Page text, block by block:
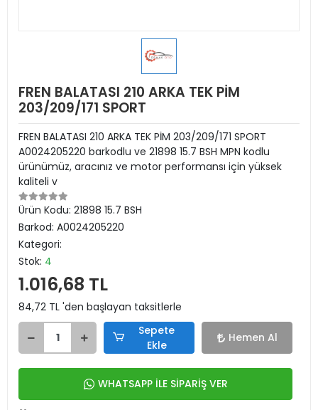
FREN BALATASI 210 ARKA TEK PİM
203/209/171 SPORT
FREN BALATASI 210 ARKA TEK PİM 203/209/171 SPORT
A0024205220 barkodlu ve 21898 15.7 BSH MPN kodlu
ürünümüz, aracınız ve motor performansı için yüksek
kaliteli v
Ürün Kodu: 21898 15.7 BSH
Barkod: A0024205220
Kategori:
Stok: 4
1.016,68 TL
84,72 TL 'den başlayan taksitlerle
Sepete
Ekle
Hemen Al
WHATSAPP İLE SİPARİŞ VER